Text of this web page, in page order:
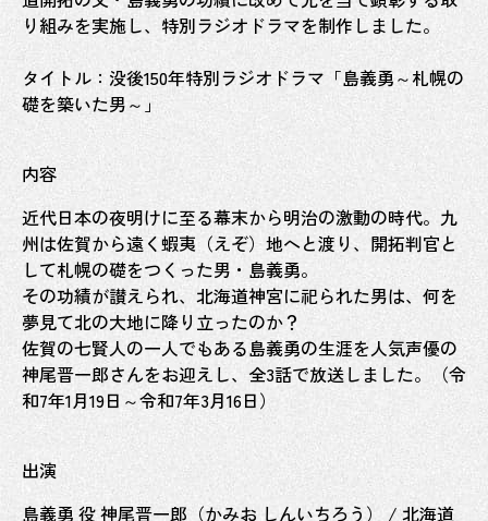
り組みを実施し、特別ラジオドラマを制作しました。
タイトル：没後150年特別ラジオドラマ「島義勇～札幌の
礎を築いた男～」
内容
近代日本の夜明けに至る幕末から明治の激動の時代。九
州は佐賀から遠く蝦夷（えぞ）地へと渡り、開拓判官と
して札幌の礎をつくった男・島義勇。
その功績が讃えられ、北海道神宮に祀られた男は、何を
夢見て北の大地に降り立ったのか？
佐賀の七賢人の一人でもある島義勇の生涯を人気声優の
神尾晋一郎さんをお迎えし、全3話で放送しました。（令
和7年1月19日～令和7年3月16日）
出演
島義勇 役 神尾晋一郎（かみお しんいちろう） / 北海道